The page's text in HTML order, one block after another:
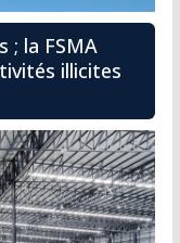
; la FSMA
illicites